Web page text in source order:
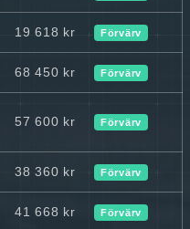
19 618 kr Förvärv
68 450 kr Förvärv
57 600 kr Förvärv
38 360 kr Förvärv
41 668 kr Förvärv